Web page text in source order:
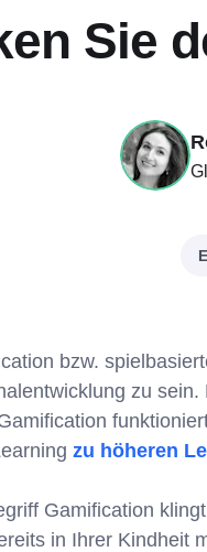
Sie
bzw.
zu
zu höheren
Gamification
in Ihrer Kindheit